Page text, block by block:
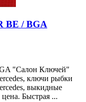
BE / BGA
"Салон Ключей"
ключи рыбки
выкидные
Быстрая ...